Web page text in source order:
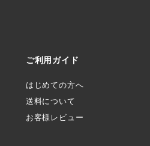
ご利用ガイド
はじめての方へ
送料について
お客様レビュー